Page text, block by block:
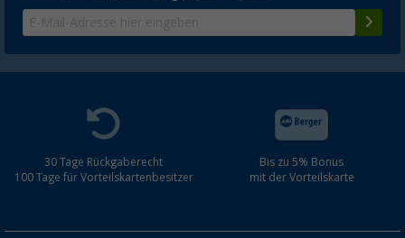
30 Tage Rückgaberecht
100 Tage für Vorteilskartenbesitzer
Bis zu 5% Bonus
mit der Vorteilskarte